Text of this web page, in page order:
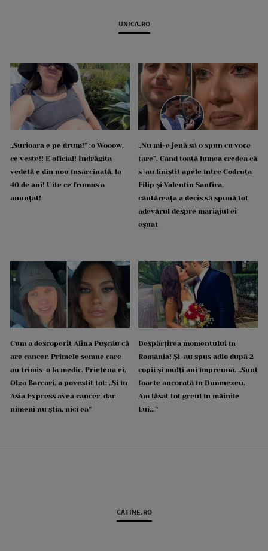
UNICA.RO
„Surioara e pe drum!” :o Wooow,
ce veste!! E oficial! Îndrăgita
vedetă e din nou însărcinată, la
40 de ani! Uite ce frumos a
anunțat!
„Nu mi-e jenă să o spun cu voce
tare”. Când toată lumea credea că
s-au liniștit apele între Codruța
Filip și Valentin Sanfira,
cântăreața a decis să spună tot
adevărul despre mariajul ei
eșuat
Cum a descoperit Alina Pușcău că
are cancer. Primele semne care
au trimis-o la medic. Prietena ei,
Olga Barcari, a povestit tot: „Și în
Asia Express avea cancer, dar
nimeni nu știa, nici ea”
Despărțirea momentului în
România! Și-au spus adio după 2
copii și mulți ani împreună. „Sunt
foarte ancorată în Dumnezeu.
Am lăsat tot greul în mâinile
Lui...”
CATINE.RO